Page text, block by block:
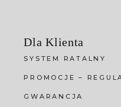
Dla Klienta
SYSTEM RATALNY
PROMOCJE –
GWARANCJA